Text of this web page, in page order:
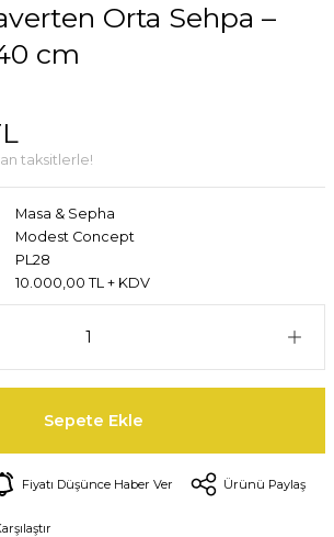
Orta Sehpa –
cm
taksitlerle!
Masa & Sepha
Modest Concept
PL28
10.000,00 TL + KDV
Sepete Ekle
Fiyatı Düşünce Haber Ver Ürünü Paylaş